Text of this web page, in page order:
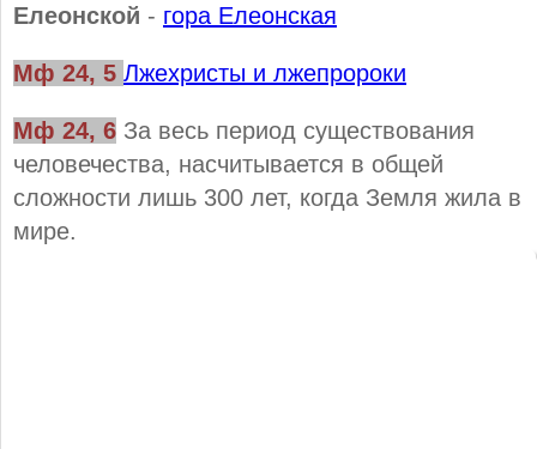
Елеонской - гора Елеонская
Мф 24, 5 Лжехристы и лжепророки
Мф 24, 6 За весь период существования
человечества, насчитывается в общей
сложности лишь 300 лет, когда Земля жила в
мире.